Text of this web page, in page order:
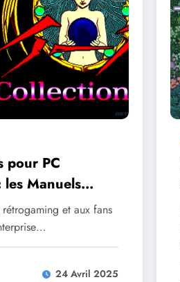
pour PC
Manuels
et aux fans
24 Avril 2025